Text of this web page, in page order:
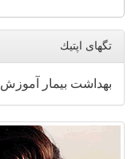
تگهای اپتیك
بهداشت بیمار آموزش